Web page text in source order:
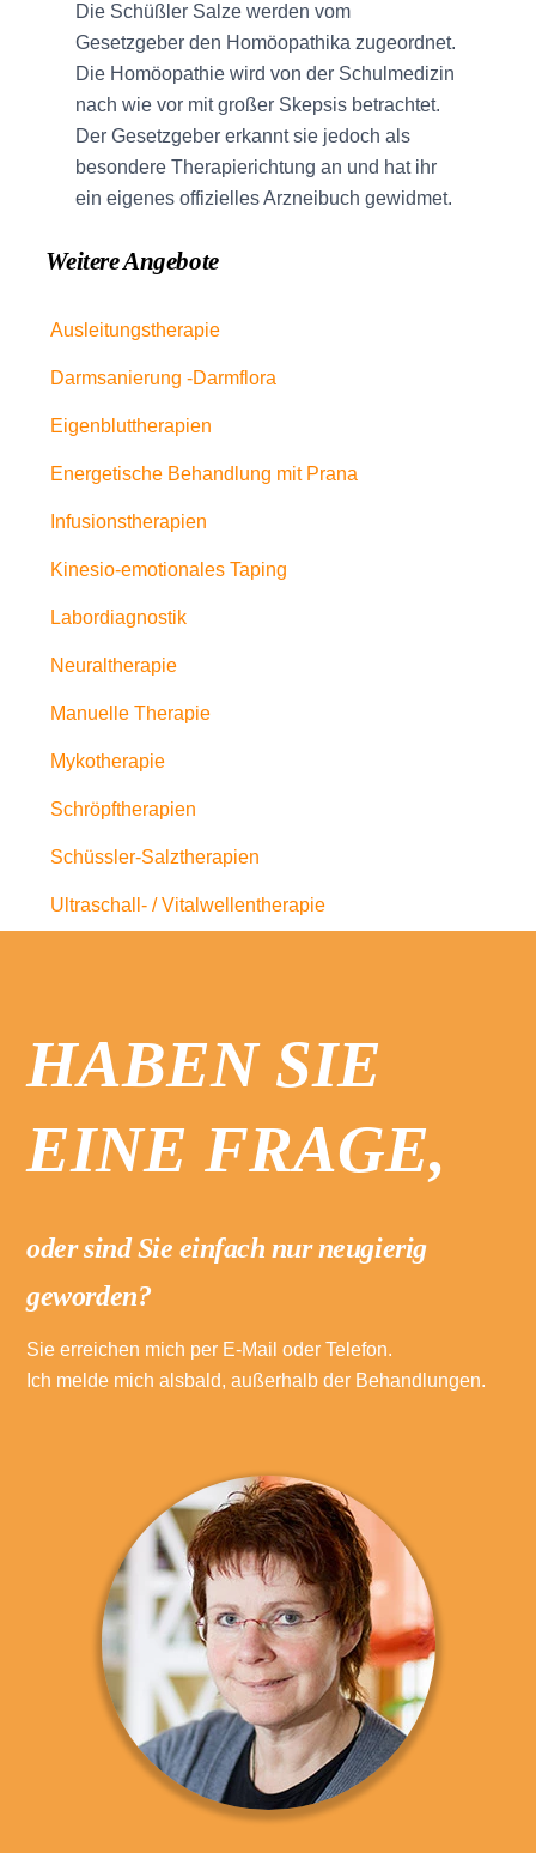
Die Schüßler Salze werden vom
Gesetzgeber den Homöopathika zugeordnet.
Die Homöopathie wird von der Schulmedizin
nach wie vor mit großer Skepsis betrachtet.
Der Gesetzgeber erkannt sie jedoch als
besondere Therapierichtung an und hat ihr
ein eigenes offizielles Arzneibuch gewidmet.
Weitere Angebote
Ausleitungstherapie
Darmsanierung -Darmflora
Eigenbluttherapien
Energetische Behandlung mit Prana
Infusionstherapien
Kinesio-emotionales Taping
Labordiagnostik
Neuraltherapie
Manuelle Therapie
Mykotherapie
Schröpftherapien
Schüssler-Salztherapien
Ultraschall- / Vitalwellentherapie
HABEN SIE
EINE FRAGE,
oder sind Sie einfach nur neugierig
geworden?
Sie erreichen mich per E-Mail oder Telefon.
Ich melde mich alsbald, außerhalb der Behandlungen.